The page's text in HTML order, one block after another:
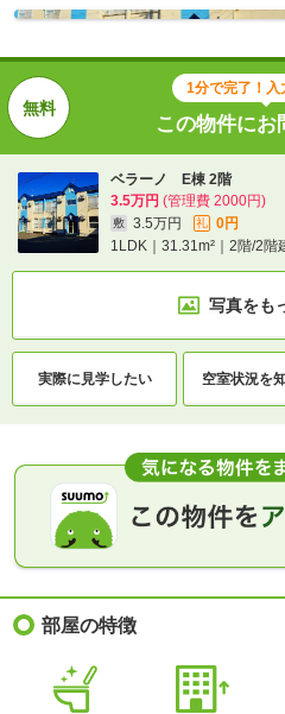
1分で完了！入
この物件にお
ベラーノ E棟 2階
3.5万円 (管理費 2000円)
敷 3.5万円 礼
0円
1LDK｜31.31m²｜2階/2階
写真をも
実際に見学したい 空室状況を
部屋の特徴